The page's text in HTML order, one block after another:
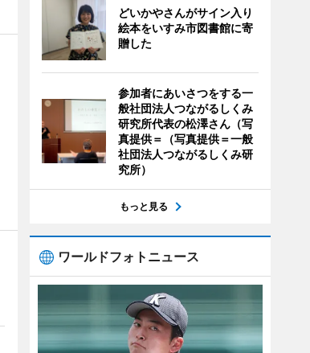
どいかやさんがサイン入り
絵本をいすみ市図書館に寄
贈した
参加者にあいさつをする一
般社団法人つながるしくみ
研究所代表の松澤さん（写
真提供＝（写真提供＝一般
社団法人つながるしくみ研
究所）
もっと見る
ワールドフォトニュース